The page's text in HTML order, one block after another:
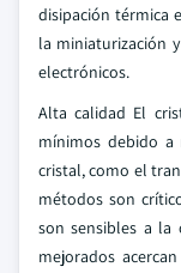
disipación térmica
la miniaturización
electrónicos.
Alta calidad El
mínimos debido a
cristal, como el
métodos son
son sensibles a la
mejorados